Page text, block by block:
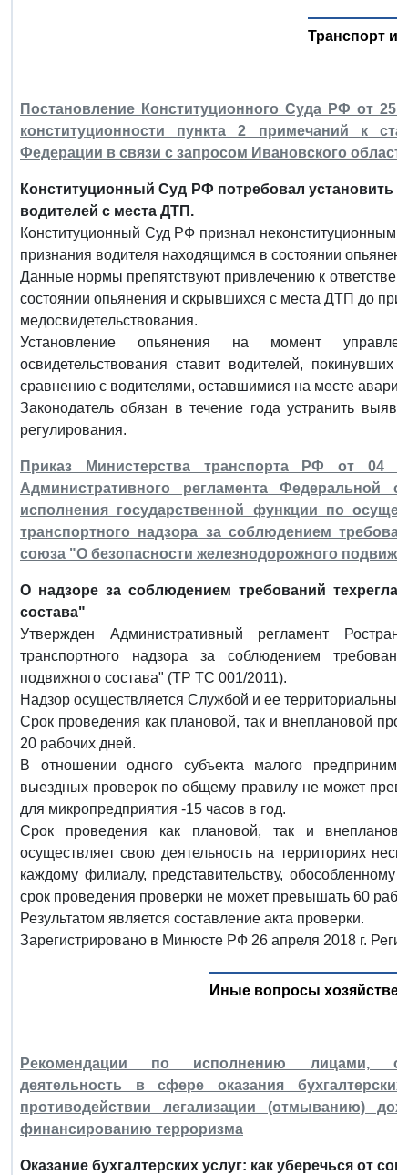
Транспорт и
Постановление Конституционного Суда РФ от
конституционности пункта 2 примечаний к
Федерации в связи с запросом Ивановского
Конституционный Суд РФ потребовал установить
водителей с места ДТП.
Конституционный Суд РФ признал
признания водителя находящимся в состоянии
Данные нормы препятствуют привлечению к
состоянии опьянения и скрывшихся с места ДТП до
медосвидетельствования.
Установление опьянения на момент
освидетельствования ставит водителей,
сравнению с водителями, оставшимися на месте
Законодатель обязан в течение года устранить
регулирования.
Приказ Министерства транспорта РФ от 04
Административного регламента
исполнения государственной функции по
транспортного надзора за соблюдением
союза "О безопасности железнодорожного
О надзоре за соблюдением требований
состава"
Утвержден Административный регламент
транспортного надзора за соблюдением
подвижного состава" (ТР ТС 001/2011).
Надзор осуществляется Службой и ее
Срок проведения как плановой, так и внеплановой
20 рабочих дней.
В отношении одного субъекта малого
выездных проверок по общему правилу не может
для микропредприятия -15 часов в год.
Срок проведения как плановой, так и
осуществляет свою деятельность на территориях
каждому филиалу, представительству,
срок проведения проверки не может превышать 60
Результатом является составление акта проверки.
Зарегистрировано в Минюсте РФ 26 апреля 2018 г.
Иные вопросы
Рекомендации по исполнению лицами,
деятельность в сфере оказания
противодействии легализации (отмыванию)
финансированию терроризма
Оказание бухгалтерских услуг: как уберечься от